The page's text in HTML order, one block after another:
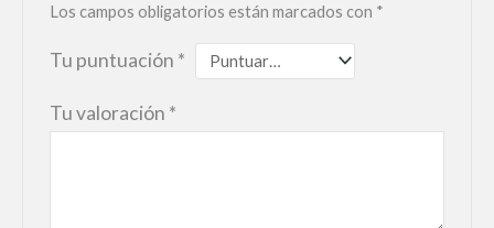
Los campos obligatorios están marcados con *
Tu puntuación *
Tu valoración *